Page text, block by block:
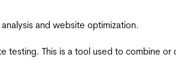
and website optimization.
testing. This is a tool used to combine